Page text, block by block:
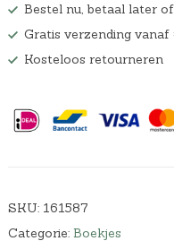
Bestel nu, betaal later
Gratis verzending
Kosteloos retourneren
SKU: 161587
Categorie: Boekjes